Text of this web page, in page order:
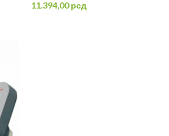
11.394,00рсд